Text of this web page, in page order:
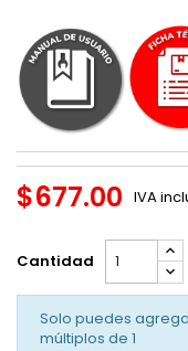
$677.00 IVA
Cantidad
Solo puedes
múltiplos de 1